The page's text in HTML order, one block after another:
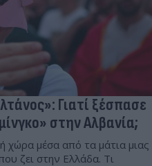
Γιατί ξέσπασε
στην Αλβανία;
χώρα μέσα από τα μάτια μιας
ζει στην Ελλάδα. Τι